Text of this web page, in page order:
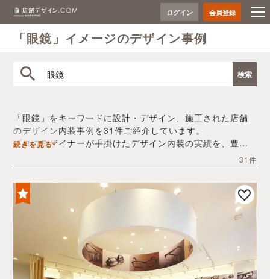
ログイン 会員登録
「眼鏡」イメージのデザイン事例
「眼鏡」をキーワードに設計・デザイン、施工された店舗
のデザイン内装事例を31件ご紹介しています。
プロのデザイナーが手掛けたデザイン内装の実績を、豊富
デザイン内装会社探しや費用感の把握など、「眼鏡」の店
舗イメージを固めるヒントとしてぜひお役立てください。
続きを見る
31件